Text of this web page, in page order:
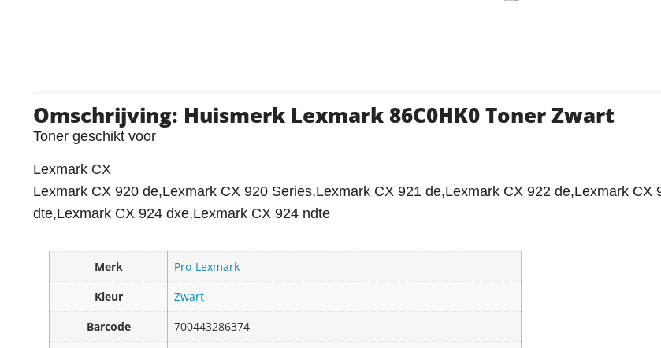
Omschrijving: Huismerk Lexmark 86C0HK0 Toner Zwart
Toner geschikt voor
Lexmark CX
Lexmark CX 920 de,Lexmark CX 920 Series,Lexmark CX 921 de,Lexmark CX 922 de,Lexmark
dte,Lexmark CX 924 dxe,Lexmark CX 924 ndte
Merk
Pro-Lexmark
Kleur
Zwart
Barcode
700443286374